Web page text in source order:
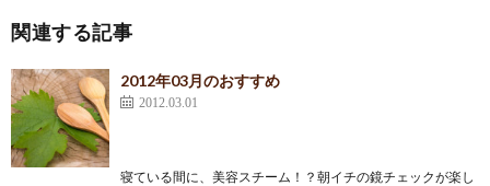
関連する記事
2012年03月のおすすめ
2012.03.01
寝ている間に、美容スチーム！？朝イチの鏡チェックが楽し